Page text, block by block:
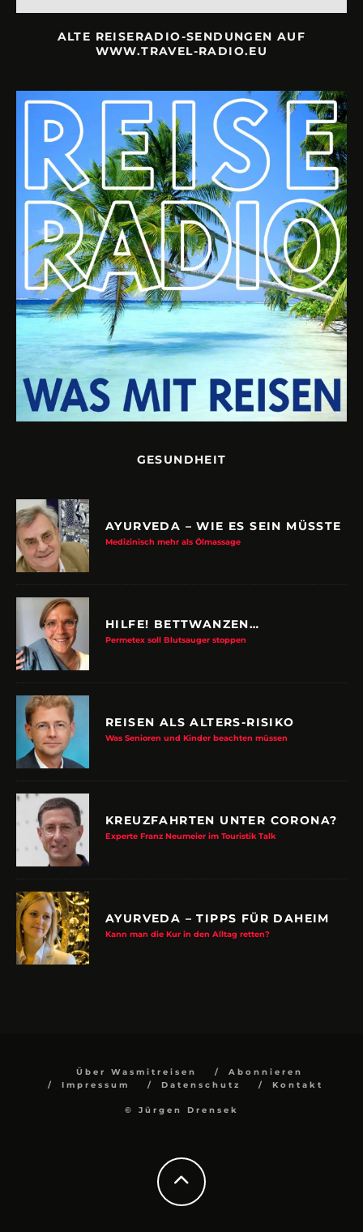
ALTE REISERADIO-SENDUNGEN AUF
WWW.TRAVEL-RADIO.EU
GESUNDHEIT
AYURVEDA – WIE ES SEIN MÜSSTE
Medizinisch mehr als Ölmassage
HILFE! BETTWANZEN…
Permetex soll Blutsauger stoppen
REISEN ALS ALTERS-RISIKO
Was Senioren und Kinder beachten müssen
KREUZFAHRTEN UNTER CORONA?
Experte Franz Neumeier im Touristik Talk
AYURVEDA – TIPPS FÜR DAHEIM
Kann man die Kur in den Alltag retten?
Über Wasmitreisen
Abonnieren
Impressum
Datenschutz Kontakt
© Jürgen Drensek